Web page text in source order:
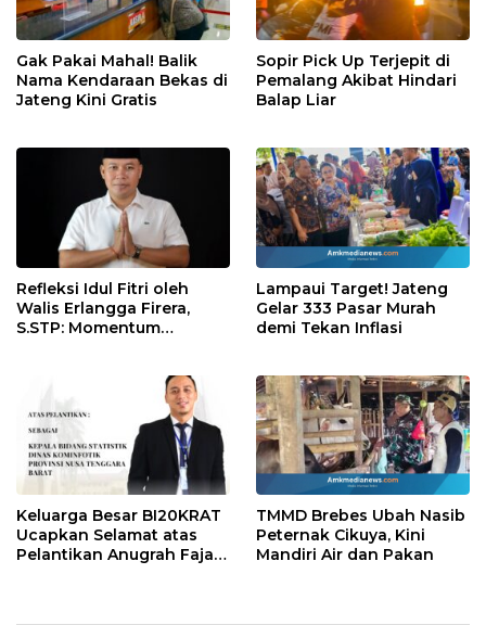
Gak Pakai Mahal! Balik
Nama Kendaraan Bekas di
Jateng Kini Gratis
Sopir Pick Up Terjepit di
Pemalang Akibat Hindari
Balap Liar
Refleksi Idul Fitri oleh
Walis Erlangga Firera,
S.STP: Momentum
Lampaui Target! Jateng
Gelar 333 Pasar Murah
demi Tekan Inflasi
Keluarga Besar BI20KRAT
Ucapkan Selamat atas
Pelantikan Anugrah Fajar
TMMD Brebes Ubah Nasib
Peternak Cikuya, Kini
Mandiri Air dan Pakan